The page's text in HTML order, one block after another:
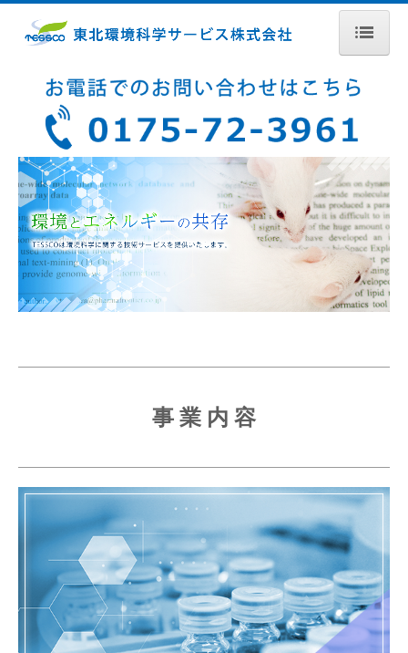
ホーム
会社概要
事業内容
開発支援Gr
化学分析Gr
生化学Gr
採用情報
派遣法における情報公開
事 業 内 容